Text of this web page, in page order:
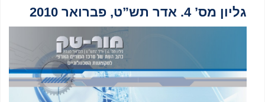
גליון מס’ 4. אדר תש”ט, פברואר 2010